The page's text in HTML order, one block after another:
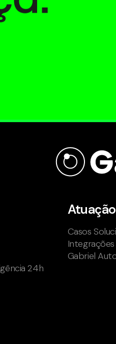
24h
Atuação
Casos
Gabriel